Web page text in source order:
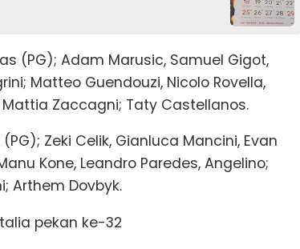
(PG); Adam Marusic, Samuel Gigot,
Matteo Guendouzi, Nicolo Rovella,
Zaccagni; Taty Castellanos.
Zeki Celik, Gianluca Mancini, Evan
Kone, Leandro Paredes, Angelino;
Arthem Dovbyk.
pekan ke-32